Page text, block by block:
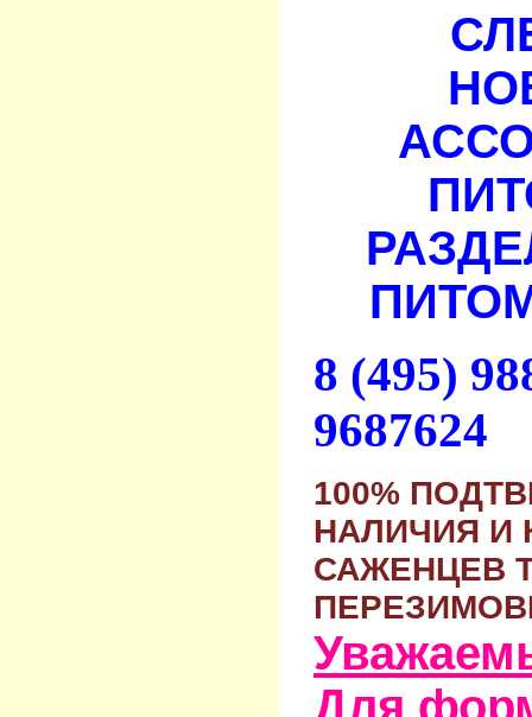
8 (495)
9687624
100%
НАЛИЧИЯ И
САЖЕНЦЕВ